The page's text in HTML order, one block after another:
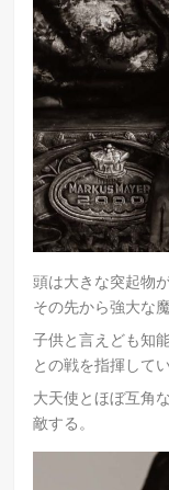
頭は大きな突起物
その先から強大な
子供と言えども知
との戦を指揮してい
大天使とほぼ互角
敵する。